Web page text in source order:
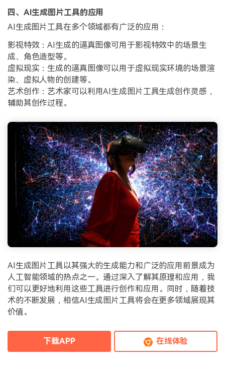
四、AI生成图片工具的应用
AI生成图片工具在多个领域都有广泛的应用：
影视特效：AI生成的逼真图像可用于影视特效中的场景生
成、角色造型等。
虚拟现实：生成的逼真图像可以用于虚拟现实环境的场景渲
染、虚拟人物的创建等。
艺术创作：艺术家可以利用AI生成图片工具生成创作灵感，
辅助其创作过程。
AI生成图片工具以其强大的生成能力和广泛的应用前景成为
人工智能领域的热点之一。通过深入了解其原理和应用，我
们可以更好地利用这些工具进行创作和应用。同时，随着技
术的不断发展，相信AI生成图片工具将会在更多领域展现其
价值。
下载APP 在线体验